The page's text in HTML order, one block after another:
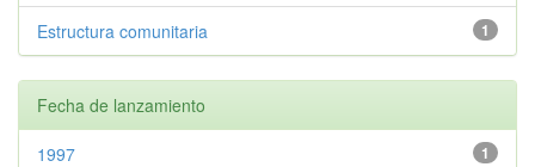
1
Estructura comunitaria
Fecha de lanzamiento
1
1997